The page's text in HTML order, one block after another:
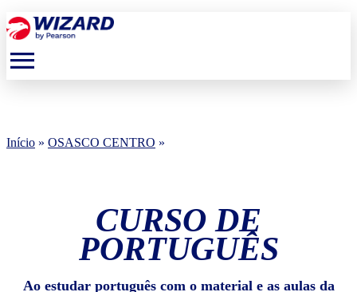
menu
Início » OSASCO CENTRO »
CURSO DE
PORTUGUÊS
Ao estudar português com o material e as aulas da